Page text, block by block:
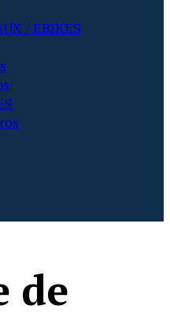
/ EBIKES
de